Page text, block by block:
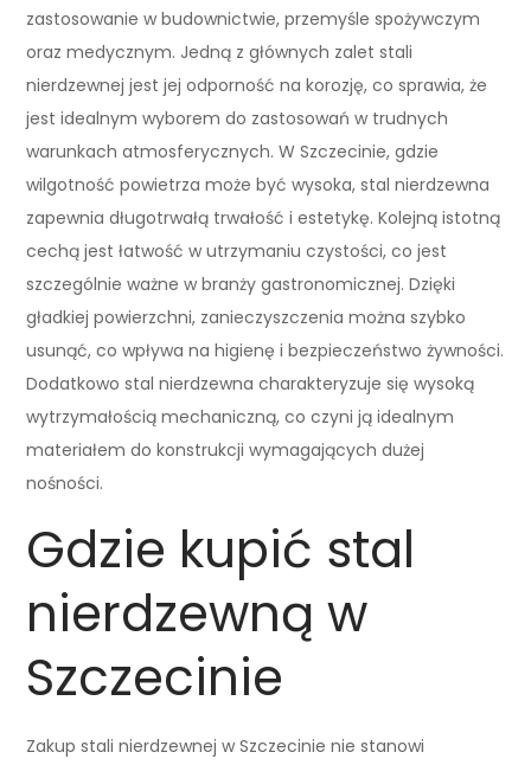
zastosowanie w budownictwie, przemyśle spożywczym
oraz medycznym. Jedną z głównych zalet stali
nierdzewnej jest jej odporność na korozję, co sprawia, że
jest idealnym wyborem do zastosowań w trudnych
warunkach atmosferycznych. W Szczecinie, gdzie
wilgotność powietrza może być wysoka, stal nierdzewna
zapewnia długotrwałą trwałość i estetykę. Kolejną istotną
cechą jest łatwość w utrzymaniu czystości, co jest
szczególnie ważne w branży gastronomicznej. Dzięki
gładkiej powierzchni, zanieczyszczenia można szybko
usunąć, co wpływa na higienę i bezpieczeństwo żywności.
Dodatkowo stal nierdzewna charakteryzuje się wysoką
wytrzymałością mechaniczną, co czyni ją idealnym
materiałem do konstrukcji wymagających dużej
nośności.
Gdzie kupić stal
nierdzewną w
Szczecinie
Zakup stali nierdzewnej w Szczecinie nie stanowi